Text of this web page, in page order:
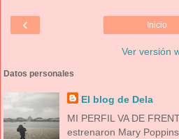
‹ Inicio
Ver versión
Datos personales
El blog de Dela
MI PERFIL VA DE
estrenaron Mary